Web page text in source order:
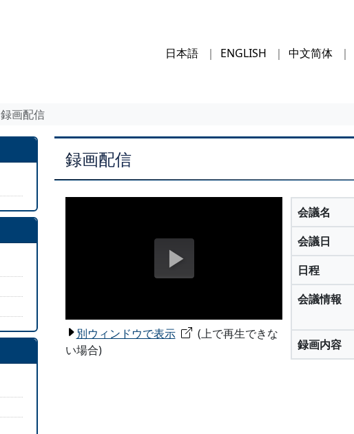
日本語 ENGLISH 中文简体
録画配信
録画配信
別ウィンドウで表示
(上で再生できな
い場合)
会議名
会議日
日程
会議情報
録画内容